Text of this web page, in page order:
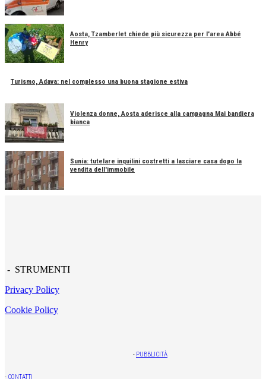
Aosta, Tzamberlet chiede più sicurezza per l'area Abbé
Henry
Turismo, Adava: nel complesso una buona stagione estiva
Violenza donne, Aosta aderisce alla campagna Mai bandiera
bianca
Sunia: tutelare inquilini costretti a lasciare casa dopo la
vendita dell'immobile
- STRUMENTI
Privacy Policy
Cookie Policy
- PUBBLICITÀ
- CONTATTI